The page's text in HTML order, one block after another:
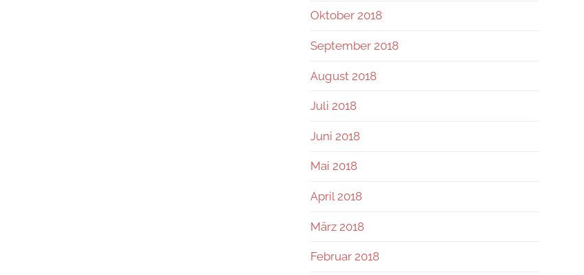
Oktober 2018
September 2018
August 2018
Juli 2018
Juni 2018
Mai 2018
April 2018
März 2018
Februar 2018